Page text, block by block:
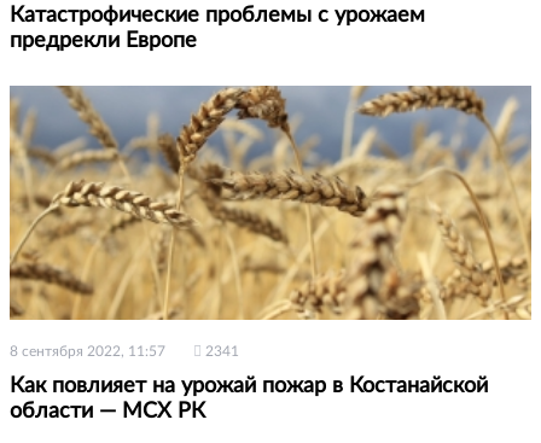
Катастрофические проблемы с урожаем
предрекли Европе
8 сентября 2022, 11:57 2341
Как повлияет на урожай пожар в Костанайской
области — МСХ РК